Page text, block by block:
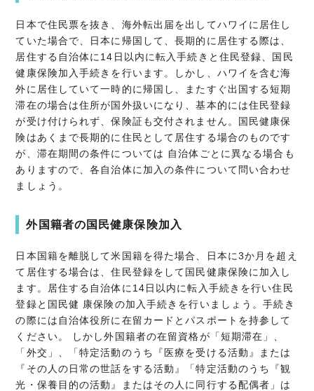
日本で住民票を抜き、海外転出届を出してハワイに居住し
ていた場合で、日本に帰国して、長期的に居住する際は、
居住する自治体に14日以内に転入手続きと住民登録、国民
健康保険加入手続きを行います。しかし、ハワイを含む海
外に居住していて一時的に帰国し、またすぐ出国する短期
滞在の場合は住所が国外扱いになり、基本的には住民登録
が受け付けられず、保険証も交付されません。国民健康保
険はあくまで長期的に住民として居住する場合のものです
が、滞在期間の条件については 自治体ごとに異なる場合も
ありますので、各自治体に加入の条件について問い合わせ
ましょう。
外国籍者の国民健康保険加入
日本国籍を離脱して米国籍を得た場合、日本に3か月を超え
て居住する場合は、住民登録をして国民健康保険に加入し
ます。居住する自治体に14日以内に転入手続きを行い住民
登録と国民健 康保険の加入手続きを行いましょう。手続き
の際には自治体役所に在留カードとパスポートを持参して
ください。 しかし外国籍者の在留資格が「短期滞在」、
「外交」、「特定活動のうち『医療を受ける活動』または
『その人の日常の世話をする活動』「特定活動のうち『観
光・保養目的の活動』またはその人に同行する配偶者」は